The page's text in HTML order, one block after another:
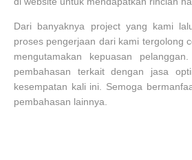
Dari banyaknya project yang kami
proses pengerjaan dari kami tergolong
mengutamakan kepuasan
pembahasan terkait dengan jasa
kesempatan kali ini. Semoga
pembahasan lainnya.